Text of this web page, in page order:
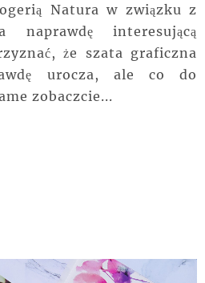
Natura w związku z
naprawdę interesującą
że szata graficzna
urocza, ale co do
zobaczcie...